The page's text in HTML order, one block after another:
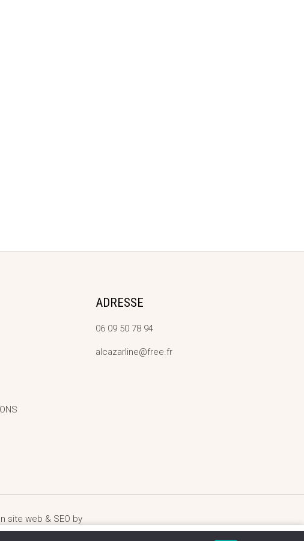
ADRESSE
06 09 50 78 94
alcazarline@free.fr
site web & SEO by